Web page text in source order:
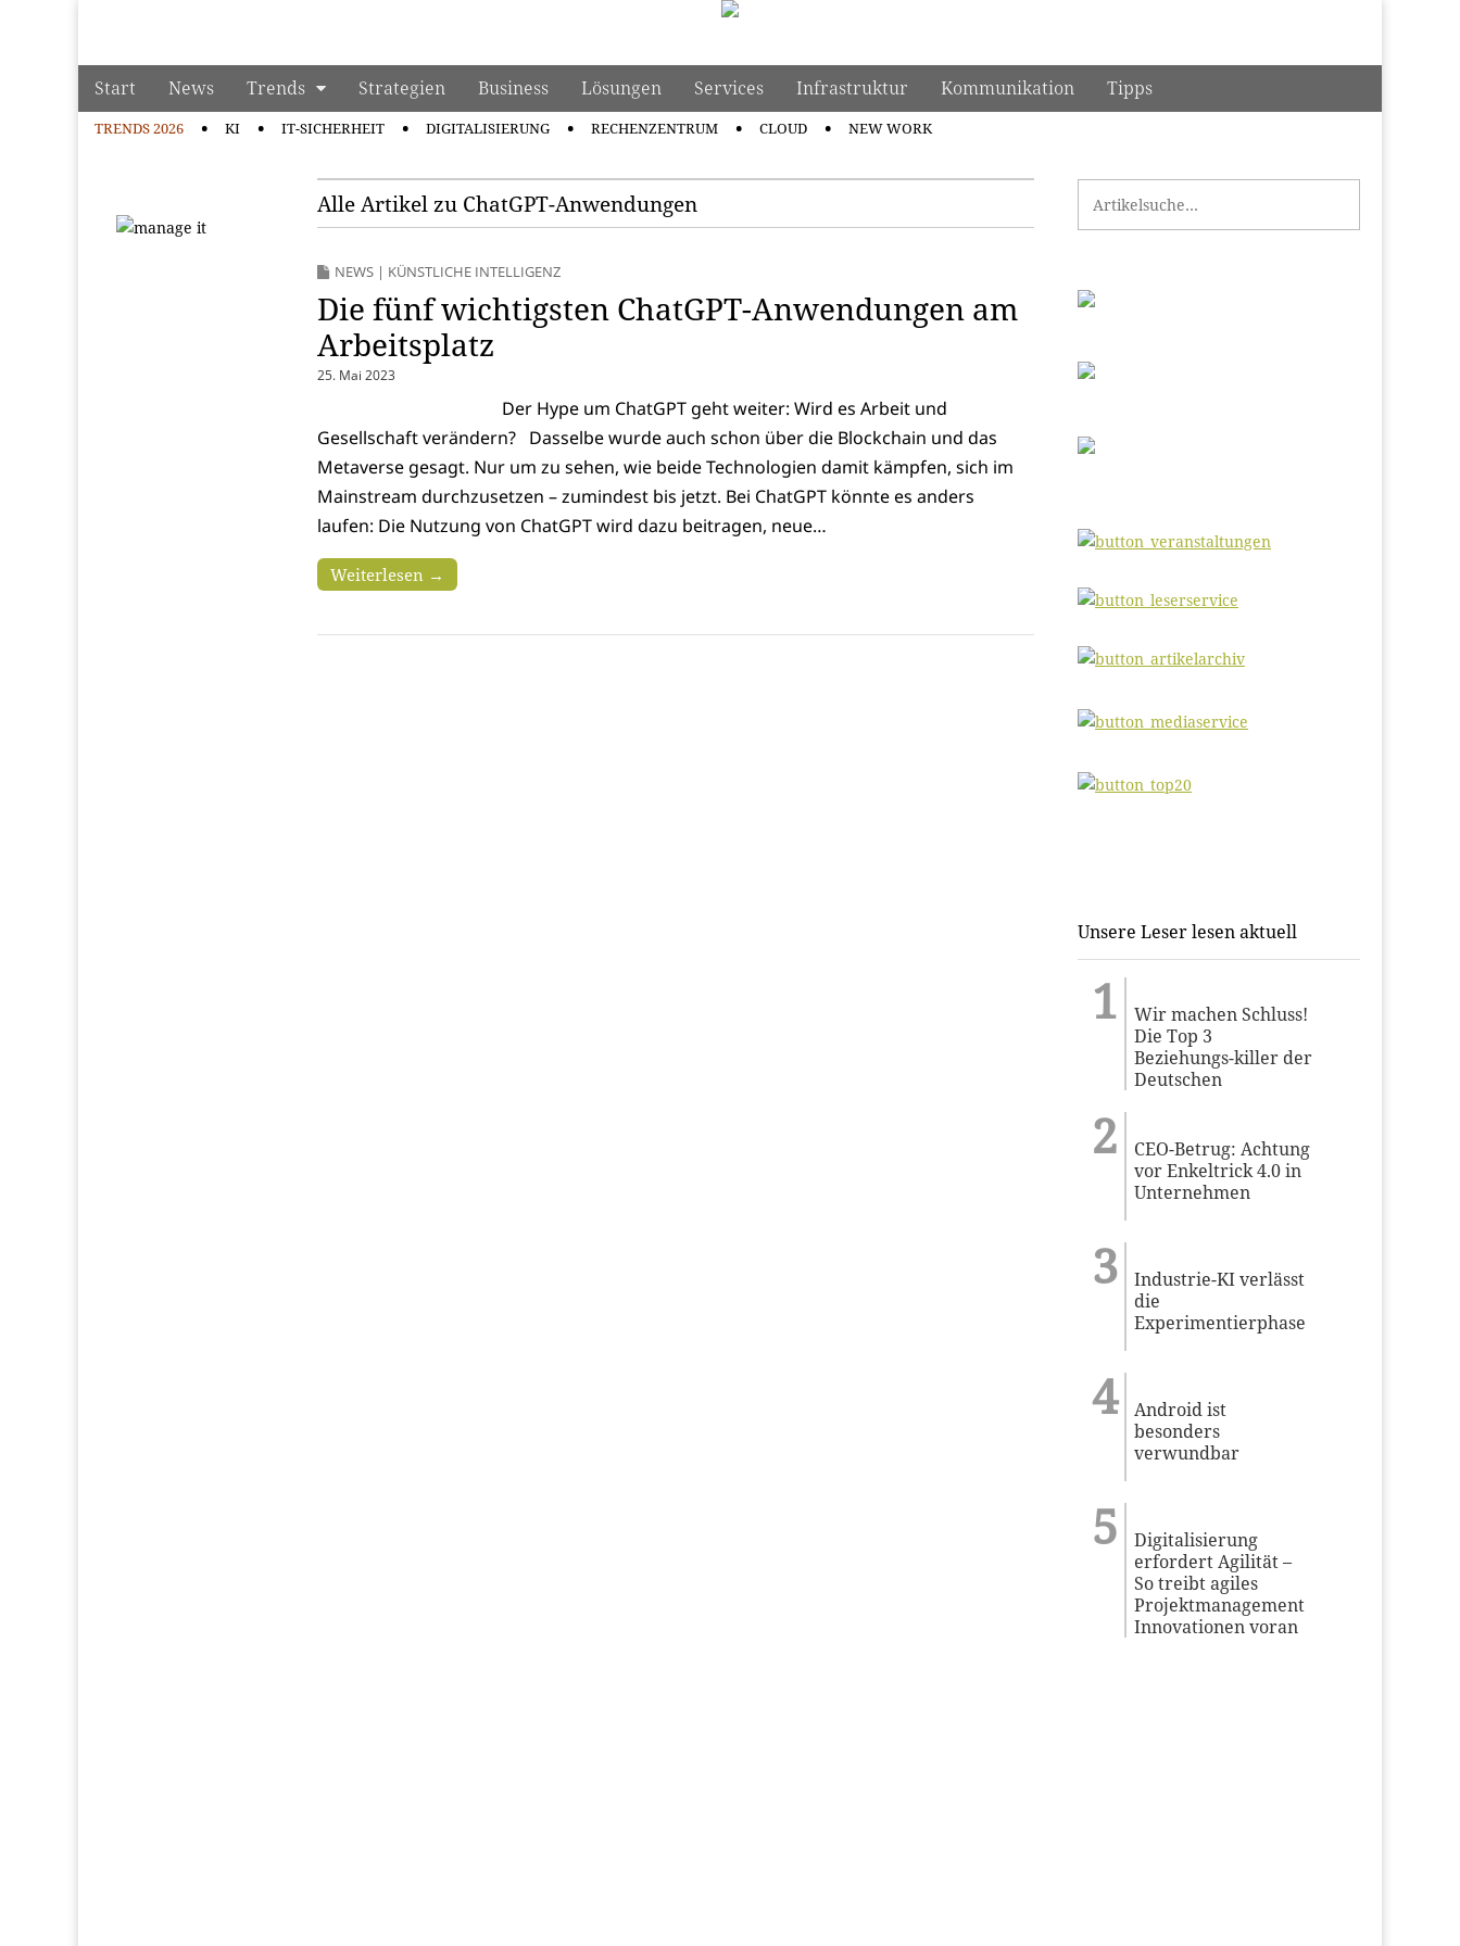
manage it
Main menu
Skip to content
Start News Trends Strategien Business Lösungen Services Infrastruktur Kommunikation Tipps
TRENDS 2026 KI IT-SICHERHEIT DIGITALISIERUNG RECHENZENTRUM CLOUD NEW WORK
Alle Artikel zu ChatGPT-Anwendungen
NEWS| KÜNSTLICHE INTELLIGENZ
Die fünf wichtigsten ChatGPT-Anwendungen am
Arbeitsplatz
25. Mai 2023
Der Hype um ChatGPT geht weiter: Wird es Arbeit und
Gesellschaft verändern? Dasselbe wurde auch schon über die Blockchain und das
Metaverse gesagt. Nur um zu sehen, wie beide Technologien damit kämpfen, sich im
Mainstream durchzusetzen – zumindest bis jetzt. Bei ChatGPT könnte es anders
laufen: Die Nutzung von ChatGPT wird dazu beitragen, neue…
Weiterlesen →
Unsere Leser lesen aktuell
Wir machen Schluss!
Die Top 3
Beziehungs-killer der
Deutschen
CEO-Betrug: Achtung
vor Enkeltrick 4.0 in
Unternehmen
Industrie-KI verlässt
die
Experimentierphase
Android ist
besonders
verwundbar
Digitalisierung
erfordert Agilität –
So treibt agiles
Projektmanagement
Innovationen voran